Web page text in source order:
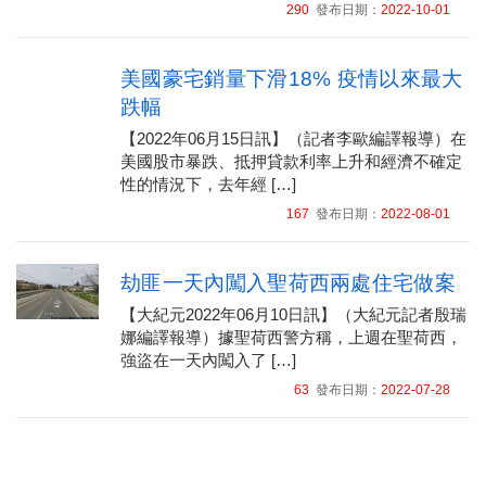
290發布日期： 2022-10-01
美國豪宅銷量下滑18% 疫情以來最大
跌幅
【2022年06月15日訊】（記者李歐編譯報導）在
美國股市暴跌、抵押貸款利率上升和經濟不確定
性的情況下，去年經 […]
167 發布日期： 2022-08-01
劫匪一天內闖入聖荷西兩處住宅做案
【大紀元2022年06月10日訊】（大紀元記者殷瑞
娜編譯報導）據聖荷西警方稱，上週在聖荷西，
強盜在一天內闖入了 […]
63發布日期： 2022-07-28